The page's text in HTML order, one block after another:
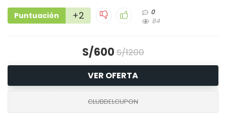
Puntuación +2
0
84
S/600S/1200
VER OFERTA
CLUBDELCUPON